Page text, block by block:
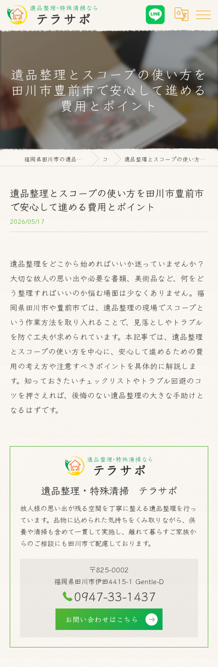
遺品整理とスコープの使い方を
田川市豊前市で安心して進める
費用とポイント
福岡県田川市の遺品整理なら遺品整理・特殊清掃 テラサポ コラム 遺品整理とスコープの使い方を田川市豊前市で安心して進める費用とポイント
遺品整理とスコープの使い方を田川市豊前市
で安心して進める費用とポイント
2026/05/17
遺品整理をどこから始めればいいか迷っていませんか？
大切な故人の思い出や必要な書類、美術品など、何をど
う整理すればいいのか悩む場面は少なくありません。福
岡県田川市や豊前市では、遺品整理の現場でスコープと
いう作業方法を取り入れることで、見落としやトラブル
を防ぐ工夫が求められています。本記事では、遺品整理
とスコープの使い方を中心に、安心して進めるための費
用の考え方や注意すべきポイントを具体的に解説しま
す。知っておきたいチェックリストやトラブル回避のコ
ツを押さえれば、後悔のない遺品整理の大きな手助けと
なるはずです。
遺品整理・特殊清掃 テラサポ
故人様の思い出が残る空間を丁寧に整える遺品整理を行っ
ています。品物に込められた気持ちをくみ取りながら、供
養や清掃も含めて一貫して実施し、離れて暮らすご家族か
らのご相談にも田川市で配慮しております。
〒825-0002
福岡県田川市伊田4415-1 Gentle-D
0947-33-1437
お問い合わせはこちら